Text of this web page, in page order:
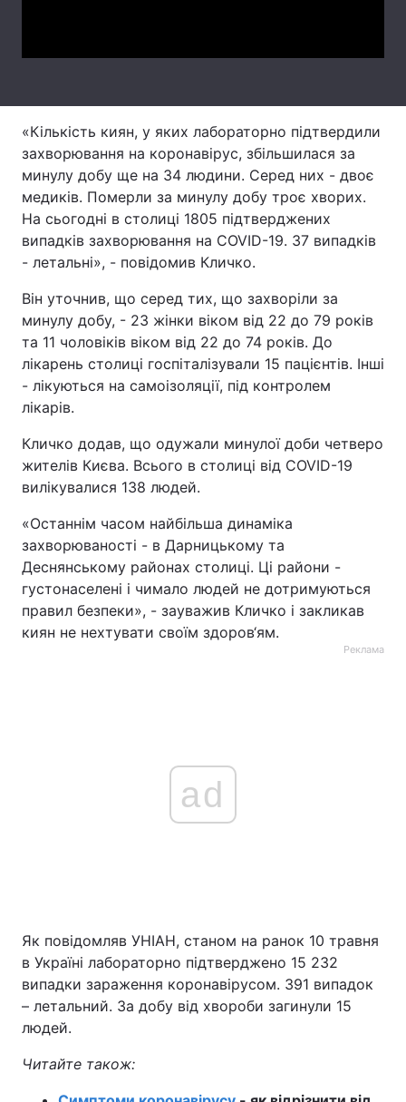
Послуги
Тема оформлення
«Кількість киян, у яких лабораторно підтвердили
захворювання на коронавірус, збільшилася за
минулу добу ще на 34 людини. Серед них - двоє
медиків. Померли за минулу добу троє хворих.
На сьогодні в столиці 1805 підтверджених
випадків захворювання на COVID-19. 37 випадків
- летальні», - повідомив Кличко.
Він уточнив, що серед тих, що захворіли за
минулу добу, - 23 жінки віком від 22 до 79 років
та 11 чоловікiв віком від 22 до 74 років. До
лікарень столиці госпіталізували 15 пацієнтів. Інші
- лікуються на самоізоляції, під контролем
лікарів.
Кличко додав, що одужали минулої доби четверо
жителів Києва. Всього в столиці від COVID-19
вилікувалися 138 людей.
«Останнім часом найбільша динаміка
захворюваності - в Дарницькому та
Деснянському районах столиці. Ці райони -
густонаселені і чимало людей не дотримуються
правил безпеки», - зауважив Кличко і закликав
киян не нехтувати своїм здоров‘ям.
Реклама
ad
Як повідомляв УНІАН, станом на ранок 10 травня
в Україні лабораторно підтверджено 15 232
випадки зараження коронавірусом. 391 випадок
– летальний. За добу від хвороби загинули 15
людей.
Читайте також: